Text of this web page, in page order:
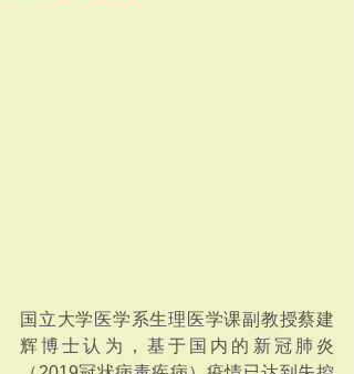
国立大学医学系生理医学课副教授蔡建
辉博士认为，基于国内的新冠肺炎